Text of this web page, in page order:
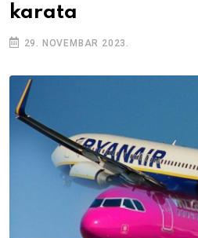
karata
29. NOVEMBAR 2023.